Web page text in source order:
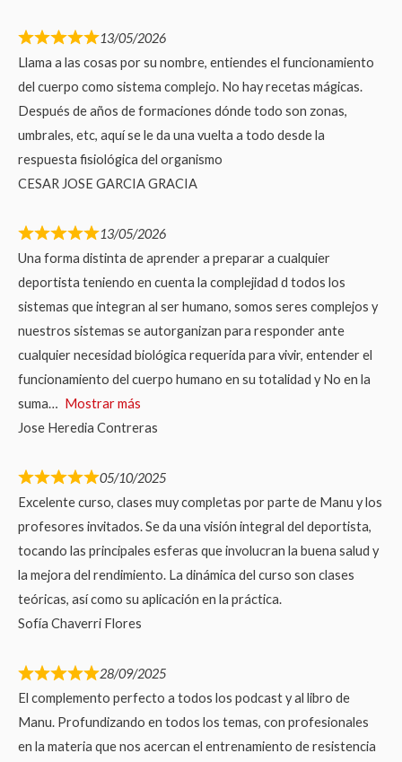
13/05/2026
Llama a las cosas por su nombre, entiendes el funcionamiento
del cuerpo como sistema complejo. No hay recetas mágicas.
Después de años de formaciones dónde todo son zonas,
umbrales, etc, aquí se le da una vuelta a todo desde la
respuesta fisiológica del organismo
CESAR JOSE GARCIA GRACIA
13/05/2026
Una forma distinta de aprender a preparar a cualquier
deportista teniendo en cuenta la complejidad d todos los
sistemas que integran al ser humano, somos seres complejos y
nuestros sistemas se autorganizan para responder ante
cualquier necesidad biológica requerida para vivir, entender el
funcionamiento del cuerpo humano en su totalidad y No en la
suma
Mostrar más
Jose Heredia Contreras
05/10/2025
Excelente curso, clases muy completas por parte de Manu y los
profesores invitados. Se da una visión integral del deportista,
tocando las principales esferas que involucran la buena salud y
la mejora del rendimiento. La dinámica del curso son clases
teóricas, así como su aplicación en la práctica.
Sofía Chaverri Flores
28/09/2025
El complemento perfecto a todos los podcast y al libro de
Manu. Profundizando en todos los temas, con profesionales
en la materia que nos acercan el entrenamiento de resistencia